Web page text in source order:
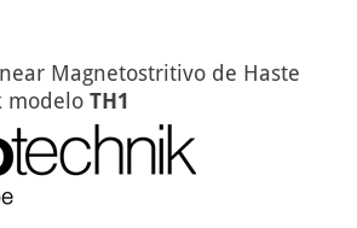
Magnetostritivo de Haste
modelo TH1